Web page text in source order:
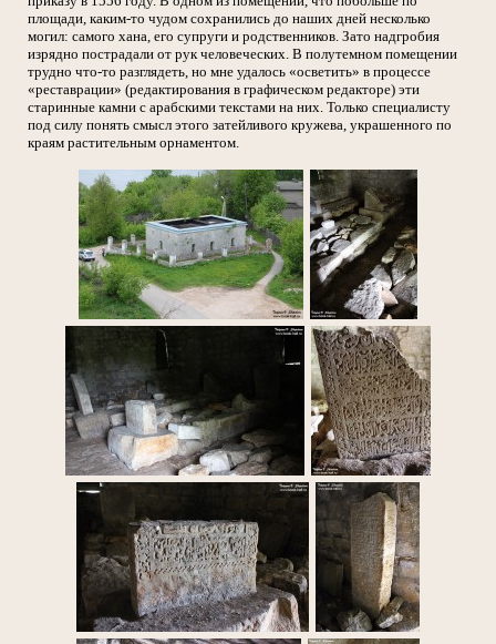
площади, каким-то чудом сохранились до наших дней несколько
могил: самого хана, его супруги и родственников. Зато надгробия
изрядно пострадали от рук человеческих. В полутемном помещении
трудно что-то разглядеть, но мне удалось «осветить» в процессе
«реставрации» (редактирования в графическом редакторе) эти
старинные камни с арабскими текстами на них. Только специалисту
под силу понять смысл этого затейливого кружева, украшенного по
краям растительным орнаментом.